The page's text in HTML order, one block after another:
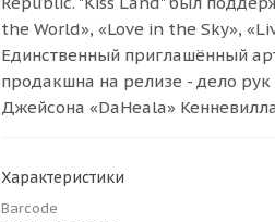
the World», «Love in the Sky»,
Единственный приглашённый
продакшна на релизе - дело
Джейсона «DaHeala»
Характеристики
Barcode